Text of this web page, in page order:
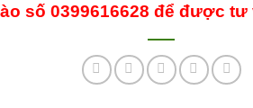
số 0399616628 để được